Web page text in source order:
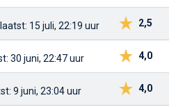
2,5
15 juli, 22:19 uur
4,0
30 juni, 22:47 uur
4,0
9 juni, 23:04 uur